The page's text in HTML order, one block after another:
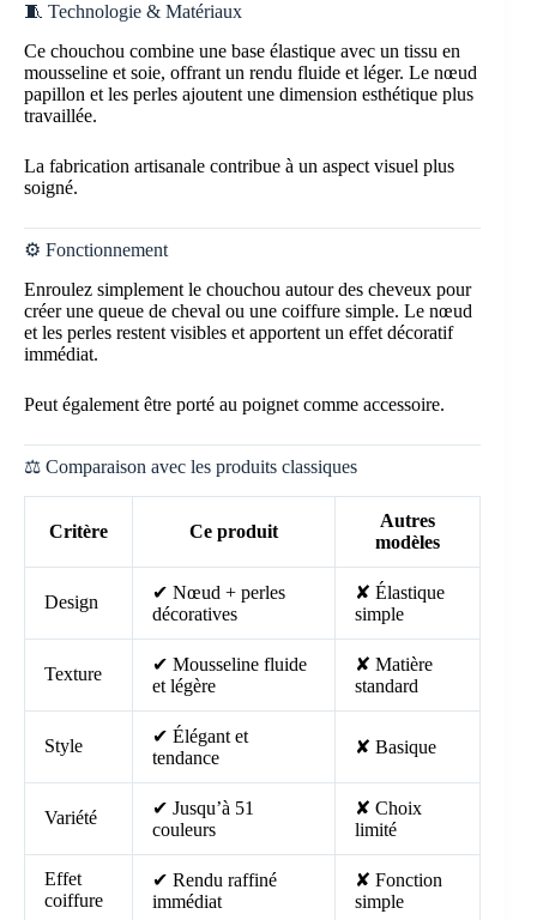
🧵 Technologie & Matériaux
Ce chouchou combine une base élastique avec un tissu en
mousseline et soie, offrant un rendu fluide et léger. Le nœud
papillon et les perles ajoutent une dimension esthétique plus
travaillée.
La fabrication artisanale contribue à un aspect visuel plus
soigné.
⚙️ Fonctionnement
Enroulez simplement le chouchou autour des cheveux pour
créer une queue de cheval ou une coiffure simple. Le nœud
et les perles restent visibles et apportent un effet décoratif
immédiat.
Peut également être porté au poignet comme accessoire.
⚖️ Comparaison avec les produits classiques
Critère Ce produit
Autres
modèles
Design
✔ Nœud + perles
décoratives
✘ Élastique
simple
Texture
✔ Mousseline fluide
et légère
✘ Matière
standard
Style
✔ Élégant et
tendance
✘ Basique
Variété
✔ Jusqu’à 51
couleurs
✘ Choix
limité
Effet
coiffure
✔ Rendu raffiné
immédiat
✘ Fonction
simple